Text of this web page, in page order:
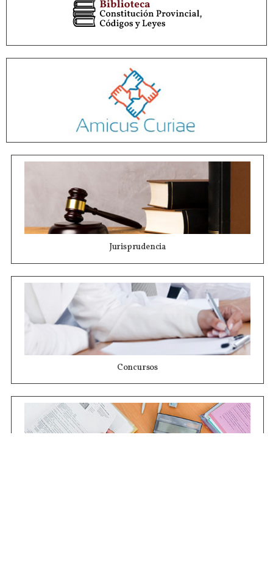
Jurisprudencia
Concursos